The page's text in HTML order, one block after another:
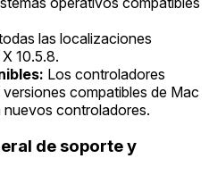
las localizaciones
10.5.8.
Los controladores
compatibles de Mac
nuevos controladores.
de soporte y